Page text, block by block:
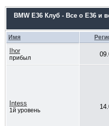
BMW E36 Клуб - Все о Е36 и
Имя
Ihor
прибыл
Intess
1й уровень